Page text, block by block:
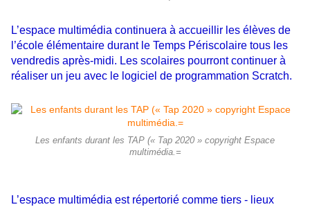
L’espace multimédia continuera à accueillir les élèves de
l’école élémentaire durant le Temps Périscolaire tous les
vendredis après-midi. Les scolaires pourront continuer à
réaliser un jeu avec le logiciel de programmation Scratch.
Les enfants durant les TAP (« Tap 2020 » copyright Espace
multimédia.=
L’espace multimédia est répertorié comme tiers - lieux